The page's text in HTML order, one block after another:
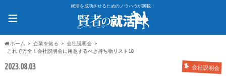
就活を成功させるためのノウハウが満載！
≡
ホーム 企業を知る
会社説明会
これで万全！会社説明会に用意するべき持ち物リスト18
2023.08.03 会社説明会